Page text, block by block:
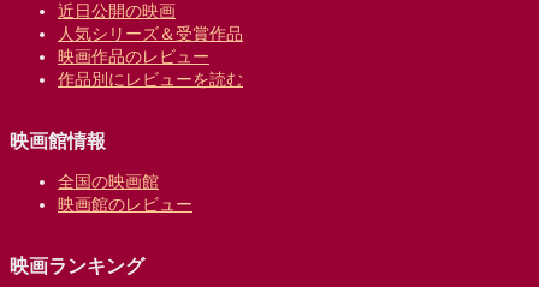
近日公開の映画
人気シリーズ＆受賞作品
映画作品のレビュー
作品別にレビューを読む
映画館情報
全国の映画館
映画館のレビュー
映画ランキング